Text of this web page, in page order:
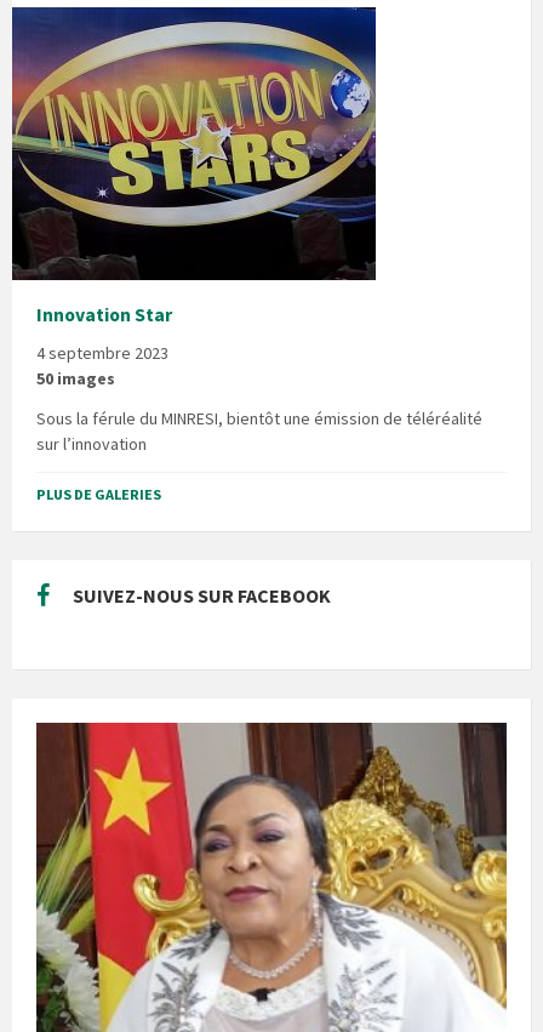
Innovation Star
4 septembre 2023
50 images
Sous la férule du MINRESI, bientôt une émission de téléréalité
sur l’innovation
PLUS DE GALERIES
SUIVEZ-NOUS SUR FACEBOOK